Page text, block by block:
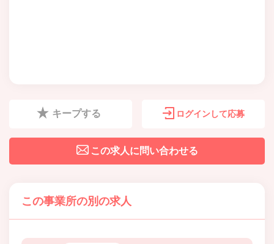
キープする ログインして応募
この求人に問い合わせる
この事業所の別の求人